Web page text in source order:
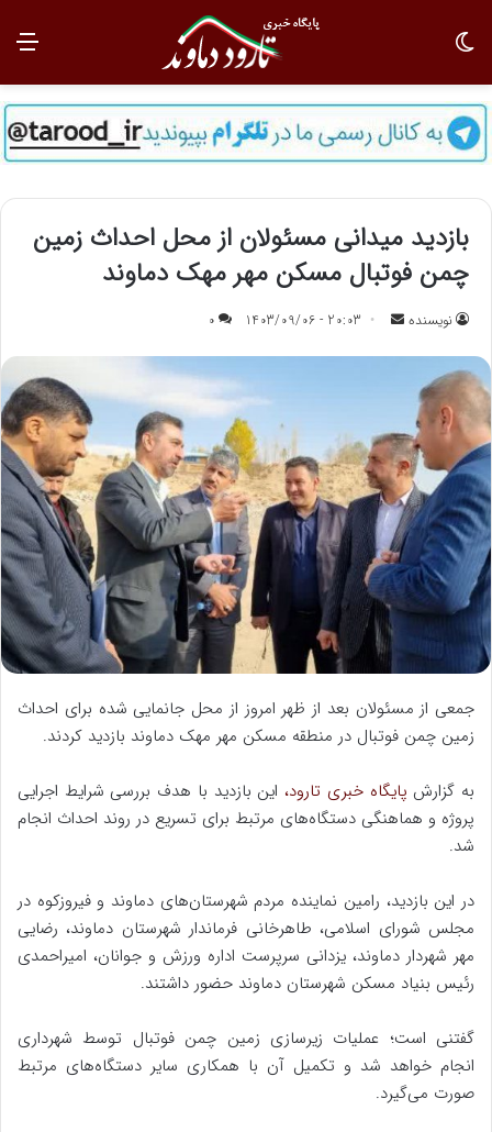
بازدید میدانی مسئولان از محل احداث زمین
چمن فوتبال مسکن مهر مهک دماوند
نویسنده
ب
ه
ا
م
ی
ل
20:03 - 1403/09/06
0
جمعی از مسئولان بعد از ظهر امروز از محل جانمایی شده برای احداث
زمین چمن فوتبال در منطقه مسکن مهر مهک دماوند بازدید کردند.
به گزارش پایگاه خبری تارود، این بازدید با هدف بررسی شرایط اجرایی
پروژه و هماهنگی دستگاه‌های مرتبط برای تسریع در روند احداث انجام
شد.
در این بازدید، رامین نماینده مردم شهرستان‌های دماوند و فیروزکوه در
مجلس شورای اسلامی، طاهرخانی فرماندار شهرستان دماوند، رضایی
مهر شهردار دماوند، یزدانی سرپرست اداره ورزش و جوانان، امیراحمدی
رئیس بنیاد مسکن شهرستان دماوند حضور داشتند.
گفتنی است؛ عملیات زیرسازی زمین چمن فوتبال توسط شهرداری
انجام خواهد شد و تکمیل آن با همکاری سایر دستگاه‌های مرتبط
صورت می‌گیرد.